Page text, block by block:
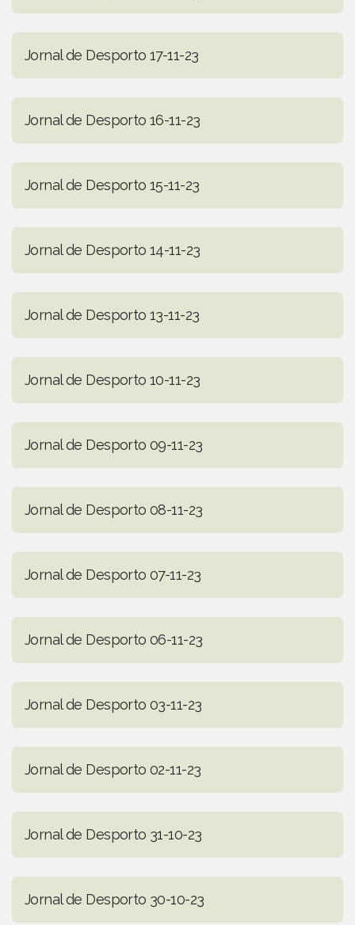
Jornal de Desporto 17-11-23
Jornal de Desporto 16-11-23
Jornal de Desporto 15-11-23
Jornal de Desporto 14-11-23
Jornal de Desporto 13-11-23
Jornal de Desporto 10-11-23
Jornal de Desporto 09-11-23
Jornal de Desporto 08-11-23
Jornal de Desporto 07-11-23
Jornal de Desporto 06-11-23
Jornal de Desporto 03-11-23
Jornal de Desporto 02-11-23
Jornal de Desporto 31-10-23
Jornal de Desporto 30-10-23